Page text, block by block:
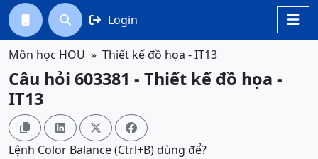

  Login
Môn học HOU Thiết kế đồ họa - IT13
Câu hỏi 603381 - Thiết kế đồ họa -
IT13
   
Lệnh Color Balance (Ctrl+B) dùng để?